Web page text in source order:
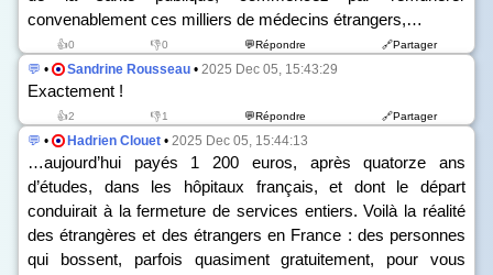
convenablement ces milliers de médecins étrangers,…
👍0 👎0 💬Répondre 🔗Partager
💬 • Sandrine Rousseau • 2025 Dec 05, 15:43:29
Exactement !
👍2 👎1 💬Répondre 🔗Partager
💬 • Hadrien Clouet • 2025 Dec 05, 15:44:13
…aujourd’hui payés 1 200 euros, après quatorze ans
d’études, dans les hôpitaux français, et dont le départ
conduirait à la fermeture de services entiers. Voilà la réalité
des étrangères et des étrangers en France : des personnes
qui bossent, parfois quasiment gratuitement, pour vous